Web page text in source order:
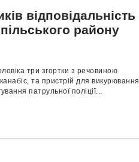
відповідальність
району
три згортки з речовиною
та пристрій для викурювання
патрульної поліції...